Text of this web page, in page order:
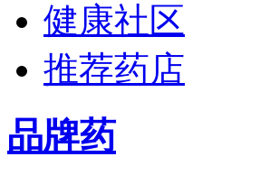
健康社区
推荐药店
品牌药